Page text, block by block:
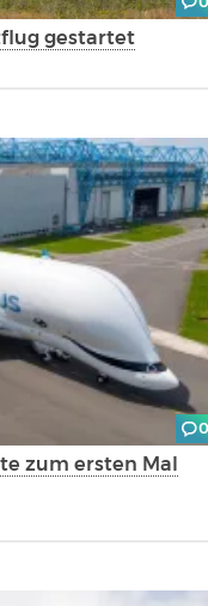
gestartet
zum ersten Mal